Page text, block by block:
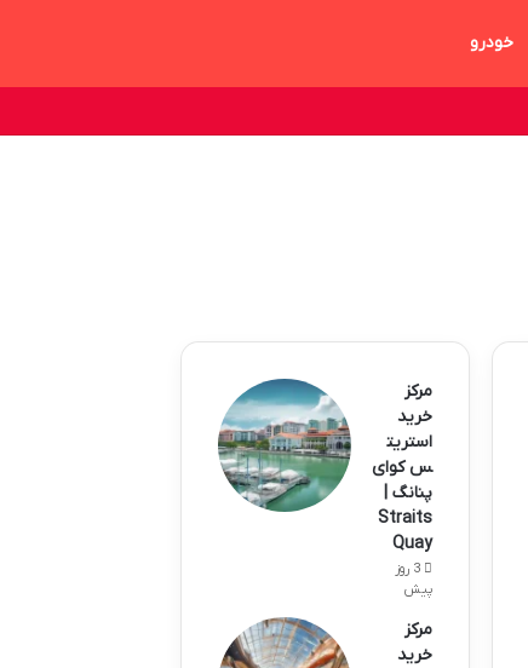
خودرو
مرکز
خرید
استریت
س کوای
پنانگ |
Straits
Quay
3 روز
پیش
مرکز
خرید